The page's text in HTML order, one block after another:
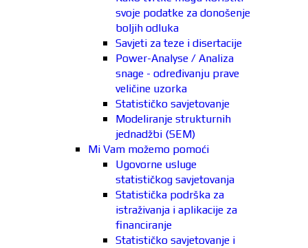
svoje podatke za donošenje
boljih odluka
Savjeti za teze i disertacije
Power-Analyse / Analiza
snage - određivanju prave
veličine uzorka
Statističko savjetovanje
Modeliranje strukturnih
jednadžbi (SEM)
Mi Vam možemo pomoći
Ugovorne usluge
statističkog savjetovanja
Statistička podrška za
istraživanja i aplikacije za
financiranje
Statističko savjetovanje i